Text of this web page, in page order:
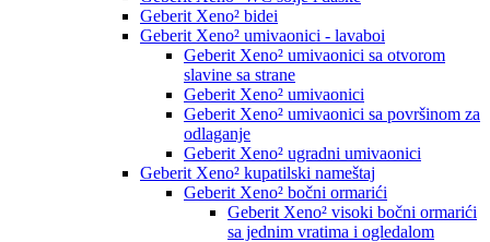
Geberit Xeno² bidei
Geberit Xeno² umivaonici - lavaboi
Geberit Xeno² umivaonici sa otvorom
slavine sa strane
Geberit Xeno² umivaonici
Geberit Xeno² umivaonici sa površinom za
odlaganje
Geberit Xeno² ugradni umivaonici
Geberit Xeno² kupatilski nameštaj
Geberit Xeno² bočni ormarići
Geberit Xeno² visoki bočni ormarići
sa jednim vratima i ogledalom